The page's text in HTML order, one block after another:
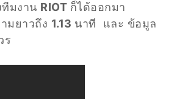
มงาน RIOT ก็ได้ออกมา
มยาวถึง 1.13 นาที และ ข้อมูล
ร